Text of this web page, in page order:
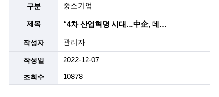
o
l
o
g
y
)
중소기업
“4차 산업혁명 시대…中企, 데이터 중요성 확대”
관리자
2022-12-07
10878